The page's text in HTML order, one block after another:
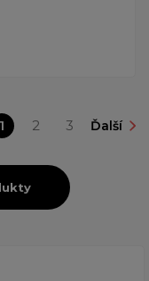
1 2 3 Ďalší